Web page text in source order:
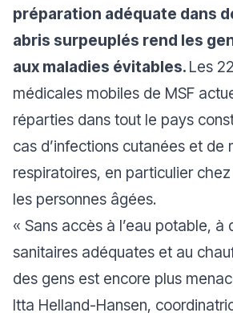
préparation adéquate dans
abris surpeuplés rend les
aux maladies évitables. Les
médicales mobiles de MSF
réparties dans tout le pays
cas d’infections cutanées et de
respiratoires, en particulier
les personnes âgées.
« Sans accès à l’eau potable, à
sanitaires adéquates et au
des gens est encore plus
Itta Helland-Hansen,